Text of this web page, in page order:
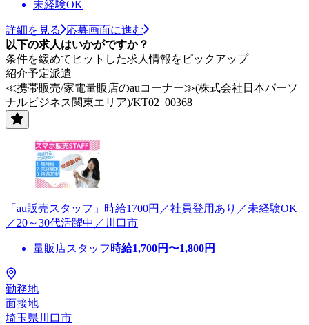
未経験OK
詳細を見る
応募画面に進む
以下の求人はいかがですか？
条件を緩めてヒットした求人情報をピックアップ
紹介予定派遣
≪携帯販売/家電量販店のauコーナー≫(株式会社日本パーソ
ナルビジネス関東エリア)/KT02_00368
「au販売スタッフ」時給1700円／社員登用あり／未経験OK
／20～30代活躍中／川口市
量販店スタッフ 時給1,700円〜1,800円
勤務地
面接地
埼玉県川口市